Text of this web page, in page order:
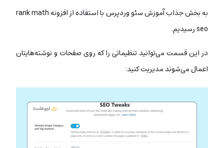
به بخش جذاب آموزش سئو وردپرس با استفاده از افزونه rank math
seo رسیدیم.
در این قسمت می‌توانید تنظیماتی را که روی صفحات و نوشته‌هایتان
اعمال می‌شوند مدیریت کنید: